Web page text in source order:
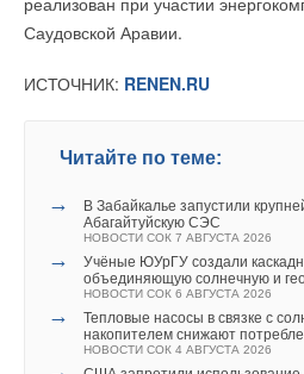
Саудовской Аравии.
ИСТОЧНИК: RENEN.RU
Читайте по теме:
→
В Забайкалье запустили
Абагайтуйскую СЭС
НОВОСТИ СОК 7 АВГУСТА 2026
→
Учёные ЮУрГУ создали
объединяющую солнечную и
НОВОСТИ СОК 6 АВГУСТА 2026
→
Тепловые насосы в связке с
накопителем снижают
НОВОСТИ СОК 4 АВГУСТА 2026
программе НИОКР новый
НОВОСТИ СОК 20 ИЮЛЯ 2026
трубопроводной арматуры
НОВОСТИ СОК 13 ИЮЛЯ 2026
Комментарии